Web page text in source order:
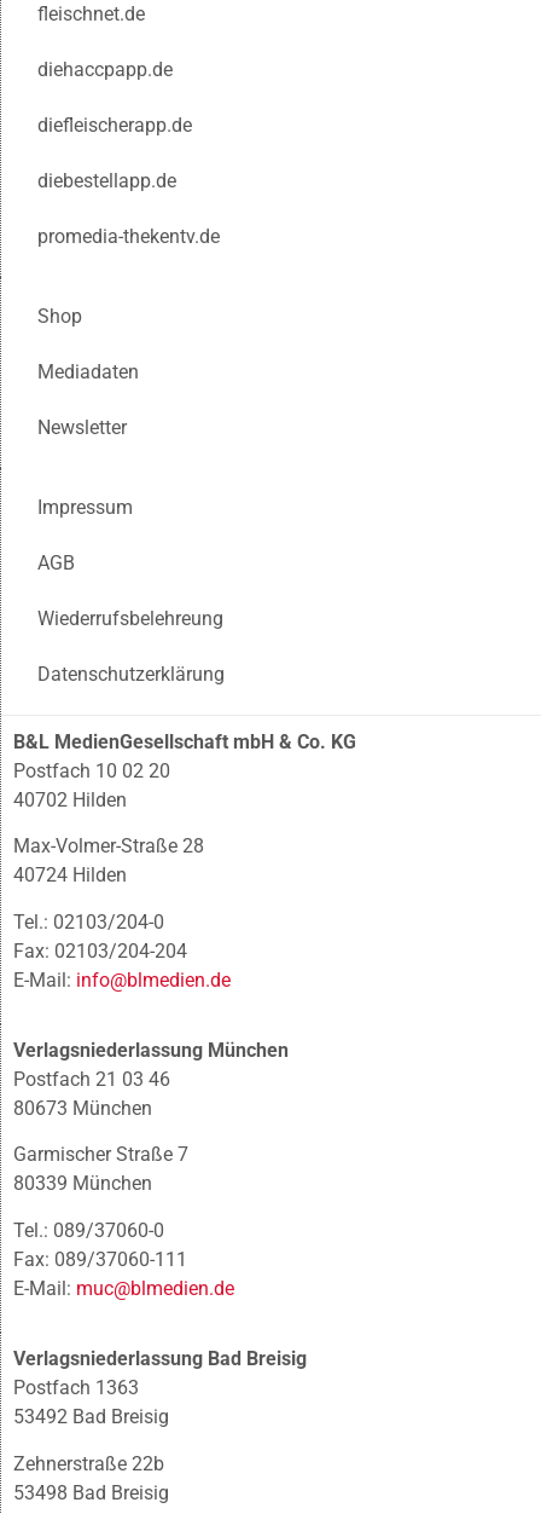
fleischnet.de
diehaccpapp.de
diefleischerapp.de
diebestellapp.de
promedia-thekentv.de
Shop
Mediadaten
Newsletter
Impressum
AGB
Wiederrufsbelehreung
Datenschutzerklärung
B&L MedienGesellschaft mbH & Co. KG
Postfach 10 02 20
40702 Hilden
Max-Volmer-Straße 28
40724 Hilden
Tel.: 02103/204-0
Fax: 02103/204-204
E-Mail: info@blmedien.de
Verlagsniederlassung München
Postfach 21 03 46
80673 München
Garmischer Straße 7
80339 München
Tel.: 089/37060-0
Fax: 089/37060-111
E-Mail: muc@blmedien.de
Verlagsniederlassung Bad Breisig
Postfach 1363
53492 Bad Breisig
Zehnerstraße 22b
53498 Bad Breisig